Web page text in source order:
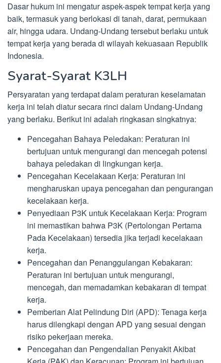
Dasar hukum ini mengatur aspek-aspek tempat kerja yang
baik, termasuk yang berlokasi di tanah, darat, permukaan
air, hingga udara. Undang-Undang tersebut berlaku untuk
tempat kerja yang berada di wilayah kekuasaan Republik
Indonesia.
Syarat-Syarat K3LH
Persyaratan yang terdapat dalam peraturan keselamatan
kerja ini telah diatur secara rinci dalam Undang-Undang
yang berlaku. Berikut ini adalah ringkasan singkatnya:
Pencegahan Bahaya Peledakan: Peraturan ini
bertujuan untuk mengurangi dan mencegah potensi
bahaya peledakan di lingkungan kerja.
Pencegahan Kecelakaan Kerja: Peraturan ini
mengharuskan upaya pencegahan dan pengurangan
kecelakaan kerja.
Penyediaan P3K untuk Kecelakaan Kerja: Program
ini memastikan bahwa P3K (Pertolongan Pertama
Pada Kecelakaan) tersedia jika terjadi kecelakaan
kerja.
Pencegahan dan Penanggulangan Kebakaran:
Peraturan ini bertujuan untuk mengurangi,
mencegah, dan memadamkan kebakaran di tempat
kerja.
Pemberian Alat Pelindung Diri (APD): Tenaga kerja
harus dilengkapi dengan APD yang sesuai dengan
risiko pekerjaan mereka.
Pencegahan dan Pengendalian Penyakit Akibat